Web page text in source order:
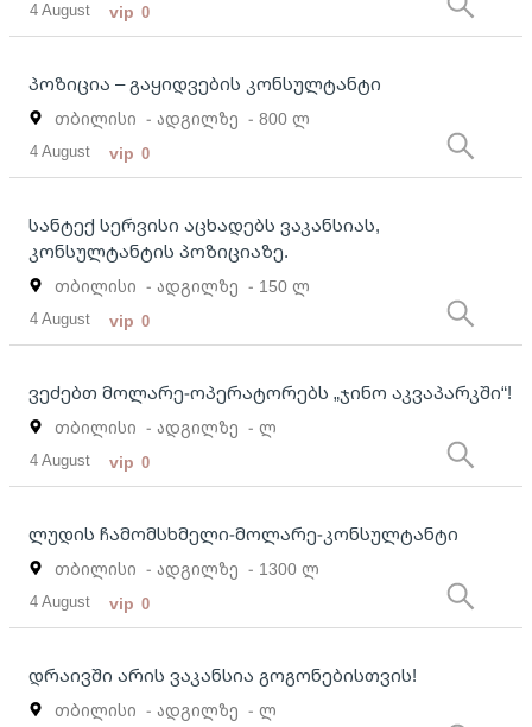
4 August vip 0
პოზიცია – გაყიდვების კონსულტანტი
თბილისი - ადგილზე - 800 ლ
4 August vip 0
სანტექ სერვისი აცხადებს ვაკანსიას,
კონსულტანტის პოზიციაზე.
თბილისი - ადგილზე - 150 ლ
4 August vip 0
ვეძებთ მოლარე-ოპერატორებს „ჯინო აკვაპარკში“!
თბილისი - ადგილზე - ლ
4 August vip 0
ლუდის ჩამომსხმელი-მოლარე-კონსულტანტი
თბილისი - ადგილზე - 1300 ლ
4 August vip 0
დრაივში არის ვაკანსია გოგონებისთვის!
თბილისი - ადგილზე - ლ